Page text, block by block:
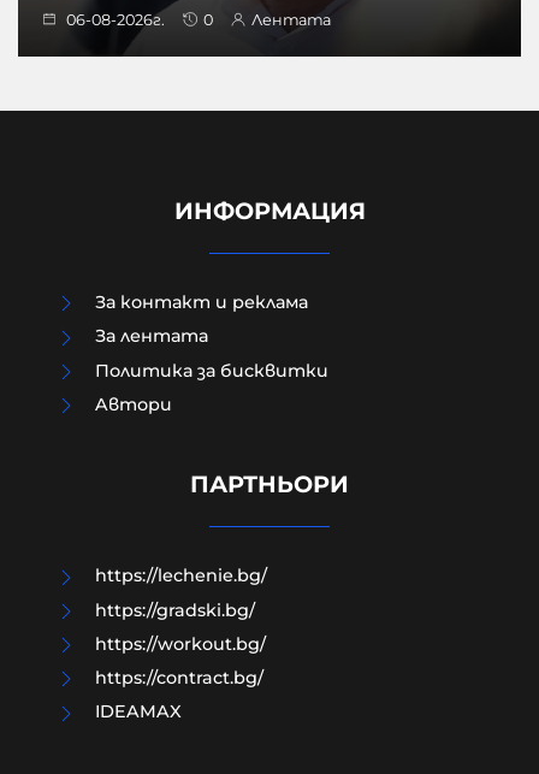
06-08-2026г. 0 Лентата
и какво следва?
ИНФОРМАЦИЯ
За контакт и реклама
За лентата
Политика за бисквитки
Aвтори
ПАРТНЬОРИ
https://lechenie.bg/
https://gradski.bg/
https://workout.bg/
https://contract.bg/
IDEAMAX